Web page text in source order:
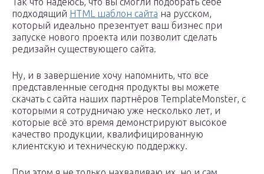
подходящий HTML шаблон сайта на русском,
который идеально презентует ваш бизнес при
запуске нового проекта или позволит сделать
редизайн существующего сайта.
Ну, и в завершение хочу напомнить, что все
представленные сегодня продукты вы можете
скачать с сайта наших партнёров TemplateMonster, с
которыми я сотрудничаю уже несколько лет, и
которые всё это время демонстрируют высокое
качество продукции, квалифицированную
клиентскую и техническую поддержку.